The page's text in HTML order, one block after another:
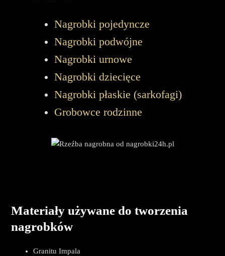
Nagrobki pojedyncze
Nagrobki podwójne
Nagrobki urnowe
Nagrobki dziecięce
Nagrobki płaskie (sarkofagi)
Grobowce rodzinne
Materiały używane do tworzenia
nagrobków
Granitu Impala